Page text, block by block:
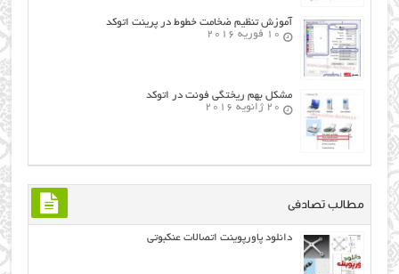
آموزش تنظیم ضخامت خطوط در پرینت اتوکد
10 فوریه 2016
مشکل بهم ریختگی فونت در اتوکد
20 ژانویه 2016
مطالب تصادفی
دانلود پاورپوینت اتصالات عنکبوتی